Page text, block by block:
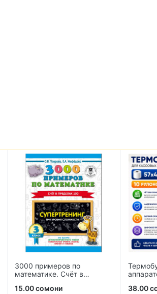
3000 примеров по
математике. Счёт в
15.00 сомони
38.00